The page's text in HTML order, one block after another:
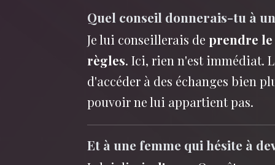
Quel conseil donnerais-tu à
Je lui conseillerais de prendre
règles. Ici, rien n'est immédiat.
d'accéder à des échanges bien
pouvoir ne lui appartient pas.
Et à une femme qui hésite à